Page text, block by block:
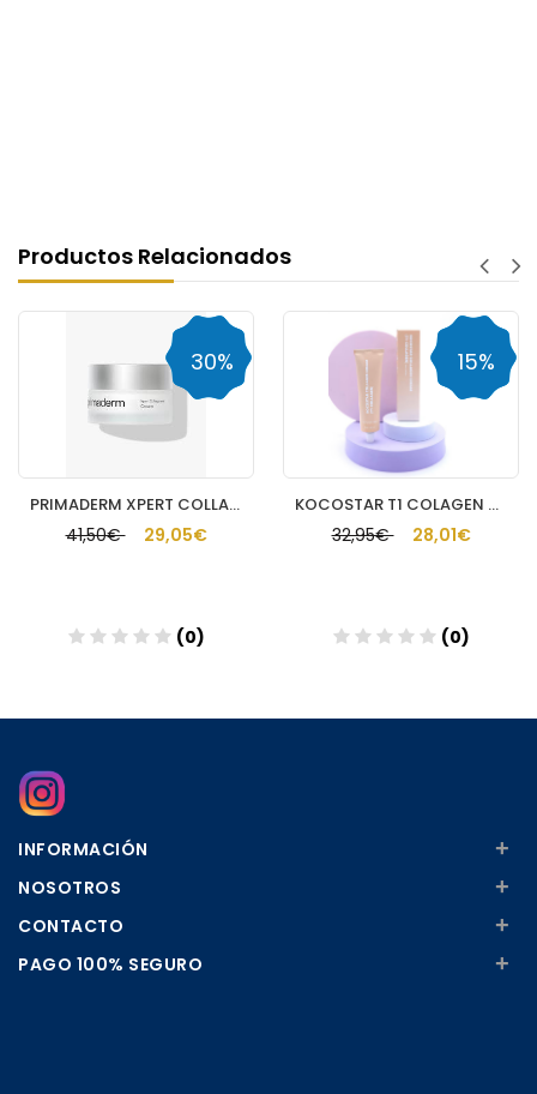
Productos Relacionados
PRIMADERM XPERT COLLAGENEUR CREMA CUELLO Y ESCOTE
41,50€ 29,05€
30%
(0)
KOCOSTAR T1 COLAGEN CREAM GENTLEFILM POWDER 6
32,95€ 28,01€
15%
(0)
INFORMACIÓN +
NOSOTROS +
CONTACTO +
PAGO 100% SEGURO +